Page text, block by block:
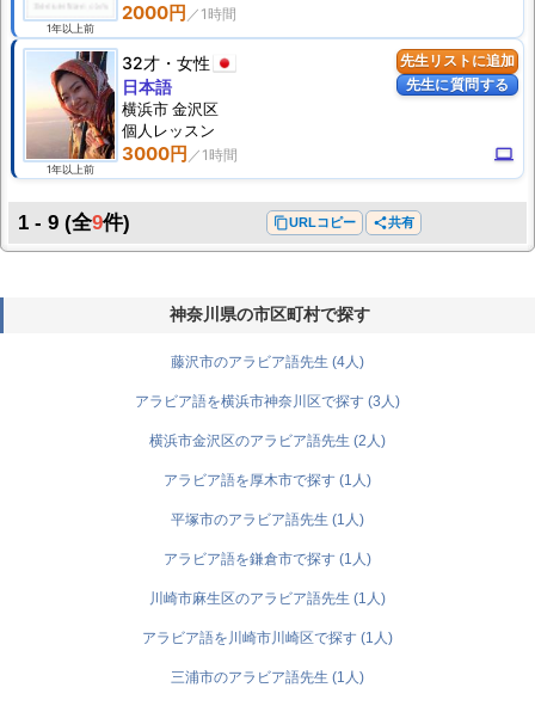
1年以上前
2000円
先生リストに追加
先生に質問する
1年以上前
32才 女性
3000円 computer
日本語
横浜市 金沢区
個人 レッスン
1 - 9 (全9件) content_copyURLコピー share共有
神奈川県の市区町村で探す
藤沢市のアラビア語先生 (4人)
アラビア語を横浜市神奈川区で探す (3人)
横浜市金沢区のアラビア語先生 (2人)
アラビア語を厚木市で探す (1人)
平塚市のアラビア語先生 (1人)
アラビア語を鎌倉市で探す (1人)
川崎市麻生区のアラビア語先生 (1人)
アラビア語を川崎市川崎区で探す (1人)
三浦市のアラビア語先生 (1人)